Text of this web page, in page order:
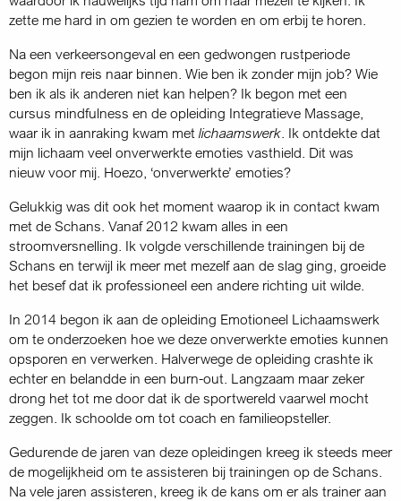
zette me hard in om gezien te worden en om erbij te horen.
Na een verkeersongeval en een gedwongen rustperiode
begon mijn reis naar binnen. Wie ben ik zonder mijn job? Wie
ben ik als ik anderen niet kan helpen? Ik begon met een
cursus mindfulness en de opleiding Integratieve Massage,
waar ik in aanraking kwam met lichaamswerk. Ik ontdekte dat
mijn lichaam veel onverwerkte emoties vasthield. Dit was
nieuw voor mij. Hoezo, ‘onverwerkte’ emoties?
Gelukkig was dit ook het moment waarop ik in contact kwam
met de Schans. Vanaf 2012 kwam alles in een
stroomversnelling. Ik volgde verschillende trainingen bij de
Schans en terwijl ik meer met mezelf aan de slag ging, groeide
het besef dat ik professioneel een andere richting uit wilde.
In 2014 begon ik aan de opleiding Emotioneel Lichaamswerk
om te onderzoeken hoe we deze onverwerkte emoties kunnen
opsporen en verwerken. Halverwege de opleiding crashte ik
echter en belandde in een burn-out. Langzaam maar zeker
drong het tot me door dat ik de sportwereld vaarwel mocht
zeggen. Ik schoolde om tot coach en familieopsteller.
Gedurende de jaren van deze opleidingen kreeg ik steeds meer
de mogelijkheid om te assisteren bij trainingen op de Schans.
Na vele jaren assisteren, kreeg ik de kans om er als trainer aan